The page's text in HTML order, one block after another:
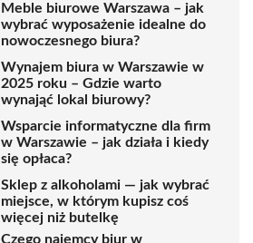
Meble biurowe Warszawa – jak
wybrać wyposażenie idealne do
nowoczesnego biura?
Wynajem biura w Warszawie w
2025 roku – Gdzie warto
wynająć lokal biurowy?
Wsparcie informatyczne dla firm
w Warszawie – jak działa i kiedy
się opłaca?
Sklep z alkoholami — jak wybrać
miejsce, w którym kupisz coś
więcej niż butelkę
Czego najemcy biur w